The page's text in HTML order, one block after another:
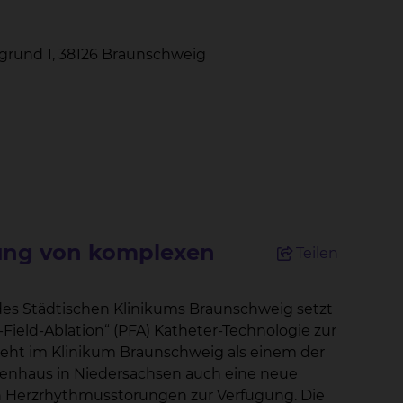
1, 38126 Braunschweig
von komplexen
Teilen
Städtischen Klinikums Braunschweig setzt
Ablation“ (PFA) Katheter-Technologie zur
in Niedersachsen auch eine neue
zur Verfügung. Die